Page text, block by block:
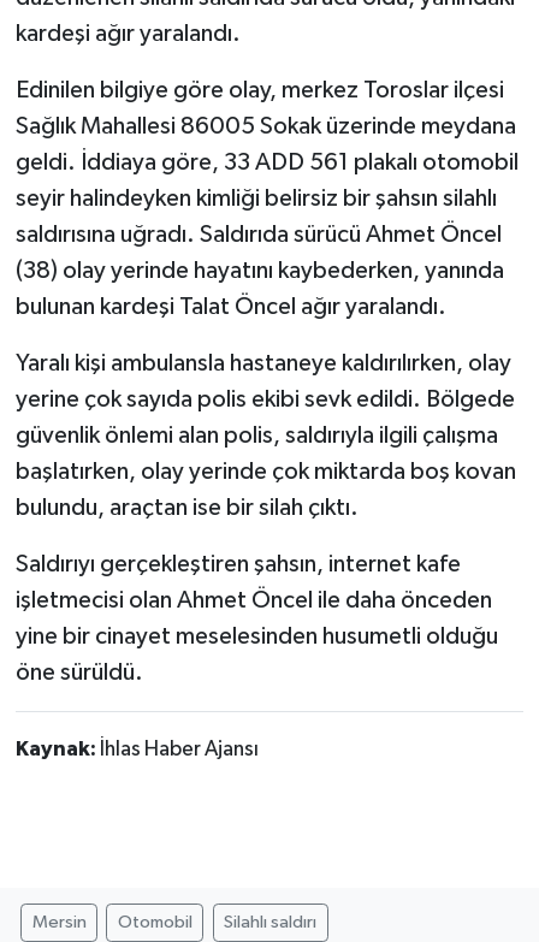
kardeşi ağır yaralandı.
Edinilen bilgiye göre olay, merkez Toroslar ilçesi
Sağlık Mahallesi 86005 Sokak üzerinde meydana
geldi. İddiaya göre, 33 ADD 561 plakalı otomobil
seyir halindeyken kimliği belirsiz bir şahsın silahlı
saldırısına uğradı. Saldırıda sürücü Ahmet Öncel
(38) olay yerinde hayatını kaybederken, yanında
bulunan kardeşi Talat Öncel ağır yaralandı.
Yaralı kişi ambulansla hastaneye kaldırılırken, olay
yerine çok sayıda polis ekibi sevk edildi. Bölgede
güvenlik önlemi alan polis, saldırıyla ilgili çalışma
başlatırken, olay yerinde çok miktarda boş kovan
bulundu, araçtan ise bir silah çıktı.
Saldırıyı gerçekleştiren şahsın, internet kafe
işletmecisi olan Ahmet Öncel ile daha önceden
yine bir cinayet meselesinden husumetli olduğu
öne sürüldü.
Kaynak: İhlas Haber Ajansı
Mersin Otomobil Silahlı saldırı
TÜRKİYE
DÜNYA